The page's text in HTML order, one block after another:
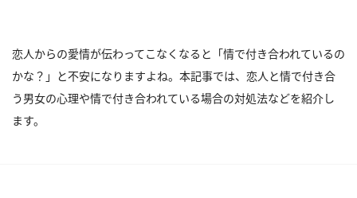
恋人からの愛情が伝わってこなくなると「情で付き合われているの
かな？」と不安になりますよね。本記事では、恋人と情で付き合
う男女の心理や情で付き合われている場合の対処法などを紹介し
ます。